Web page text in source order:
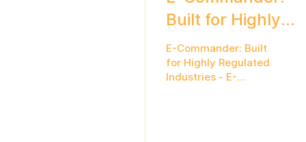
Built for Highly
Regulated
Industries
E-Commander: Built
for Highly Regulated
Industries - E-